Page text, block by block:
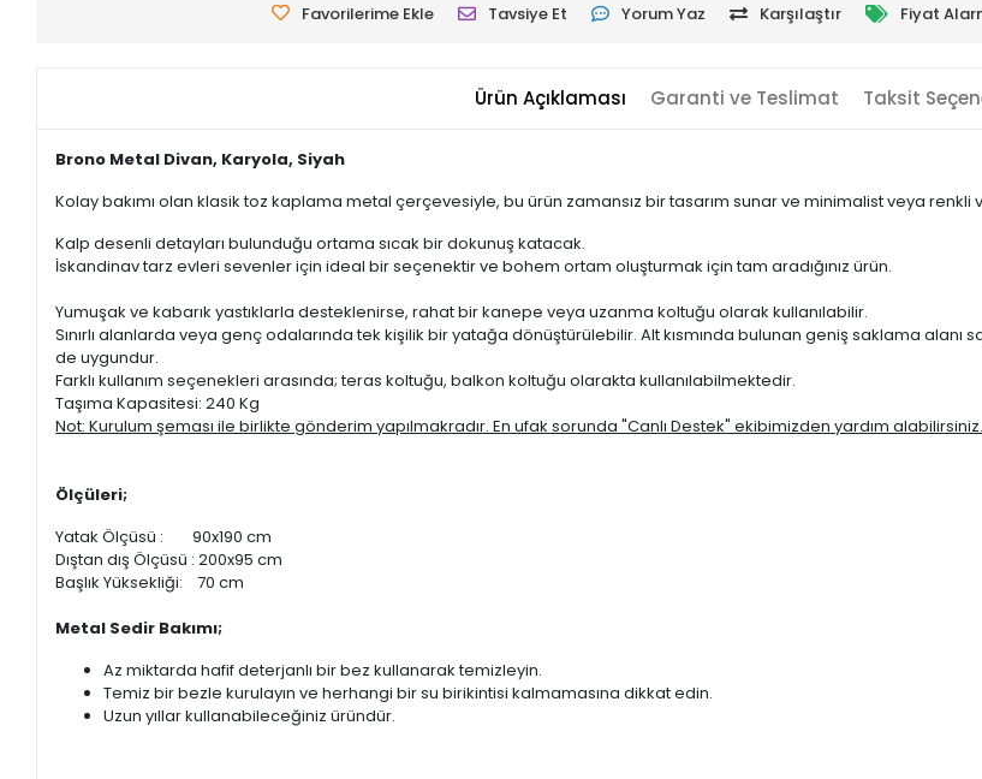
Favorilerime Ekle Tavsiye Et Yorum Yaz Karşılaştır Fiyat
Ürün Açıklaması Garanti ve Teslimat Taksit
Brono Metal Divan, Karyola, Siyah
Kolay bakımı olan klasik toz kaplama metal çerçevesiyle, bu ürün zamansız bir tasarım sunar ve minimalist veya
Kalp desenli detayları bulunduğu ortama sıcak bir dokunuş katacak.
İskandinav tarz evleri sevenler için ideal bir seçenektir ve bohem ortam oluşturmak için tam aradığınız ürün.
Yumuşak ve kabarık yastıklarla desteklenirse, rahat bir kanepe veya uzanma koltuğu olarak kullanılabilir.
Sınırlı alanlarda veya genç odalarında tek kişilik bir yatağa dönüştürülebilir. Alt kısmında bulunan geniş saklama
de uygundur.
Farklı kullanım seçenekleri arasında; teras koltuğu, balkon koltuğu olarakta kullanılabilmektedir.
Taşıma Kapasitesi: 240 Kg
Not: Kurulum şeması ile birlikte gönderim yapılmakradır. En ufak sorunda "Canlı Destek" ekibimizden yardım alabilirsiniz.
Ölçüleri;
Yatak Ölçüsü : 90x190 cm
Dıştan dış Ölçüsü : 200x95 cm
Başlık Yüksekliği: 70 cm
Metal Sedir Bakımı;
Az miktarda hafif deterjanlı bir bez kullanarak temizleyin.
Temiz bir bezle kurulayın ve herhangi bir su birikintisi kalmamasına dikkat edin.
Uzun yıllar kullanabileceğiniz üründür.